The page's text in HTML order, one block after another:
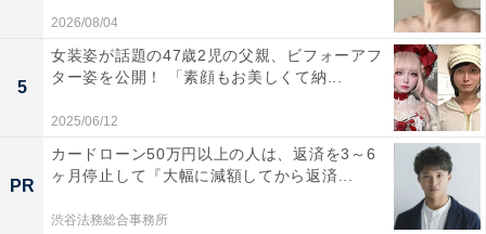
2026/08/04
5
女装姿が話題の47歳2児の父親、ビフォーアフ
ター姿を公開！ 「素顔もお美しくて納...
2025/06/12
PR
カードローン50万円以上の人は、返済を3～6
ヶ月停止して『大幅に減額してから返済...
渋谷法務総合事務所